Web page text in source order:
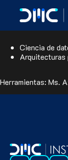
Diseña
operen en entornos
Ciencia de
Arquitecturas
Herramientas: Ms.